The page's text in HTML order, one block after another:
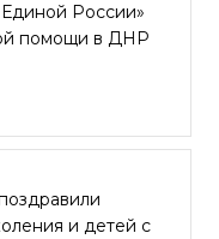
России»
помощи в ДНР
и детей с